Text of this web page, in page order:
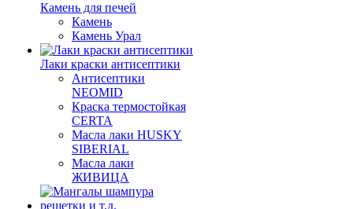
Камень для печей
Камень
Камень Урал
Лаки краски антисептики
Антисептики
NEOMID
Краска термостойкая
CERTA
Масла лаки HUSKY
SIBERIAL
Масла лаки
ЖИВИЦА